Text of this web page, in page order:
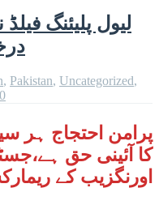
لیول پلیئنگ
, Pakistan, Uncategorized,
0
پرامن احتجاج ہر
کا آئینی حق
اورنگزیب کے